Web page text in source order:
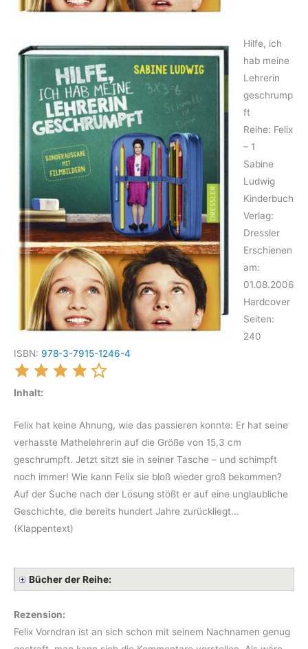
Hilfe, ich
hab meine
Lehrerin
geschrump
ft
Reihe: Felix
– 1
Sabine
Ludwig
Kinderbuch
Verlag:
Dressler
Erschienen
am:
01.08.2006
Hardcover
Seiten:
240
ISBN: 978-3-7915-1246-4
Inhalt:
Felix hat keine Ahnung, wie das passieren konnte: Er hat seine
verhasste Mathelehrerin auf die Größe von 15,3 cm
geschrumpft. Jetzt sitzt sie in seiner Tasche – und schimpft
noch immer! Wie kann Felix sie bloß wieder groß bekommen?
Auf der Suche nach der Lösung stößt er auf eine unglaubliche
Geschichte, die bereits hundert Jahre zurückliegt…
(Klappentext)
Bücher der Reihe:
Rezension:
Felix Vorndran ist an sich schon mit seinem Nachnamen genug